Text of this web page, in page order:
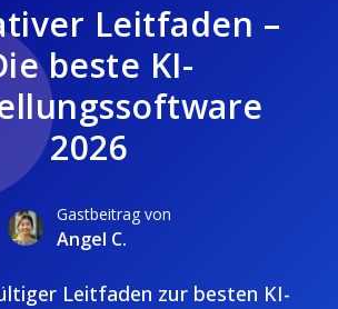
Leitfaden –
beste KI-
2026
Gastbeitrag von
Angel C.
Leitfaden zur besten KI-